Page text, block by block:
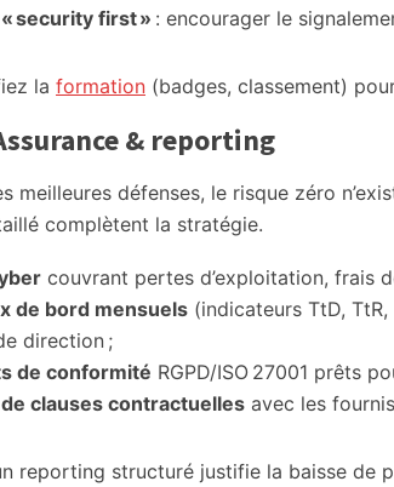
security first » : encourager le
la formation (badges, classement)
& reporting
meilleures défenses, le risque zéro
complètent la stratégie.
couvrant pertes d’exploitation, frais
de bord mensuels (indicateurs TtD,
direction ;
de conformité RGPD/ISO 27001 prêts
clauses contractuelles avec les
reporting structuré justifie la baisse de